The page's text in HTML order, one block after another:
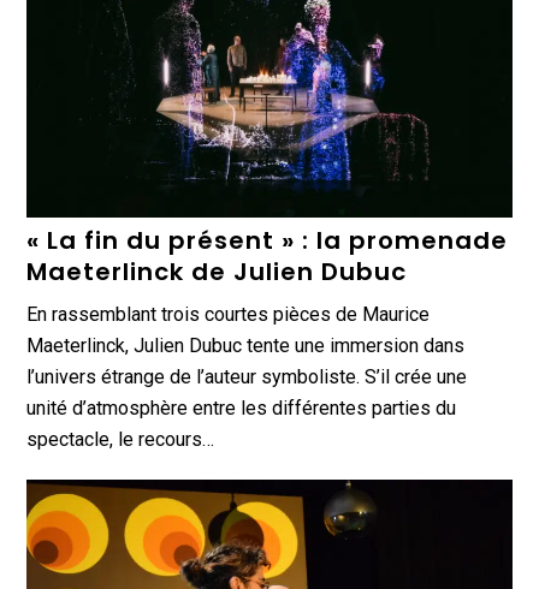
« La fin du présent » : la promenade
Maeterlinck de Julien Dubuc
En rassemblant trois courtes pièces de Maurice
Maeterlinck, Julien Dubuc tente une immersion dans
l’univers étrange de l’auteur symboliste. S’il crée une
unité d’atmosphère entre les différentes parties du
spectacle, le recours…